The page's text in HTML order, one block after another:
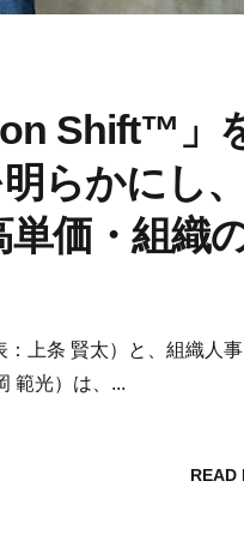
Shift™」
らかにし
価・組織
上条 賢太）と、組織人
範光）は、...
READ